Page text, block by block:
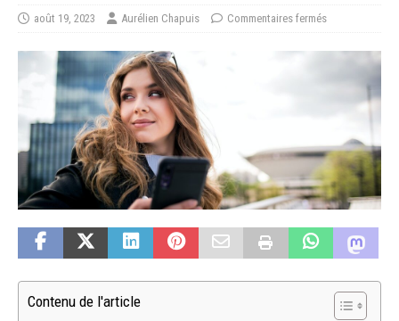
août 19, 2023 Aurélien Chapuis Commentaires fermés
Contenu de l'article